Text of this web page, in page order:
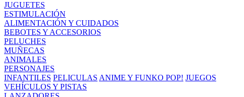
JUGUETES
ESTIMULACIÓN
ALIMENTACIÓN Y CUIDADOS
BEBOTES Y ACCESORIOS
PELUCHES
MUÑECAS
ANIMALES
PERSONAJES
INFANTILES PELICULAS ANIME Y FUNKO POP! JUEGOS
VEHÍCULOS Y PISTAS